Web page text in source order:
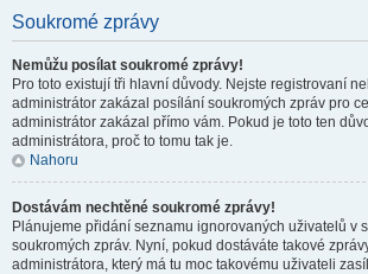
Soukromé zprávy
Nemůžu posílat soukromé zprávy!
Pro toto existují tři hlavní důvody. Nejste registrovaní
administrátor zakázal posílání soukromých zpráv pro
administrátor zakázal přímo vám. Pokud je toto ten
administrátora, proč to tomu tak je.
Nahoru
Dostávám nechtěné soukromé zprávy!
Plánujeme přidání seznamu ignorovaných uživatelů v
soukromých zpráv. Nyní, pokud dostáváte takové
administrátora, který má tu moc takovému uživateli